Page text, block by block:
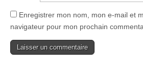
Enregistrer mon nom, mon e-mail et
navigateur pour mon prochain